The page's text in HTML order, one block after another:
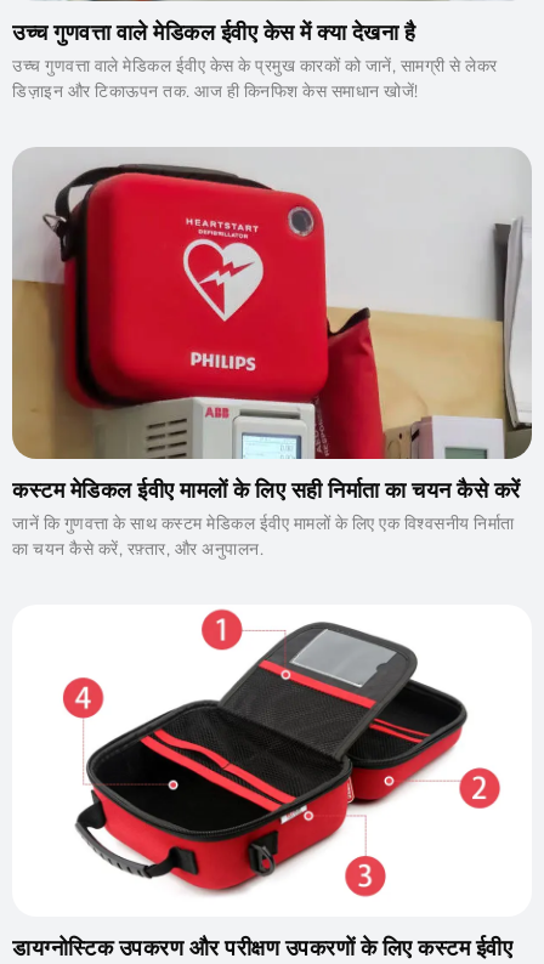
उच्च गुणवत्ता वाले मेडिकल ईवीए केस में क्या देखना है
उच्च गुणवत्ता वाले मेडिकल ईवीए केस के प्रमुख कारकों को जानें, सामग्री से लेकर
डिज़ाइन और टिकाऊपन तक. आज ही किनफिश केस समाधान खोजें!
कस्टम मेडिकल ईवीए मामलों के लिए सही निर्माता का चयन कैसे करें
जानें कि गुणवत्ता के साथ कस्टम मेडिकल ईवीए मामलों के लिए एक विश्वसनीय निर्माता
का चयन कैसे करें, रफ़्तार, और अनुपालन.
डायग्नोस्टिक उपकरण और परीक्षण उपकरणों के लिए कस्टम ईवीए